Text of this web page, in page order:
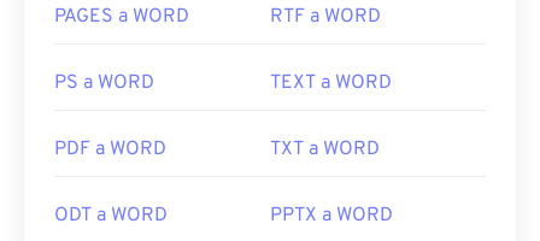
PAGES a WORD RTF a WORD
PS a WORD TEXT a WORD
PDF a WORD TXT a WORD
ODT a WORD PPTX a WORD